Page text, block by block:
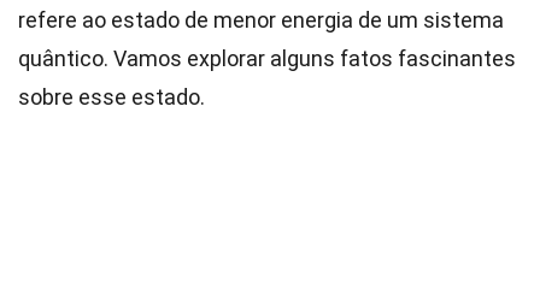
refere ao estado de menor energia de um sistema
quântico. Vamos explorar alguns fatos fascinantes
sobre esse estado.